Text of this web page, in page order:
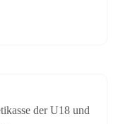
der U18 und